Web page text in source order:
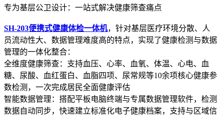
专为基层公卫设计：一站式解决健康筛查痛点
SH-203便携式健康体检一体机，针对基层医疗环境分散、人
员流动性大、数据管理难度高的特点，实现了健康检测与数据
管理的一体化整合：
全维度健康筛查：支持血压、心率、血氧、体温、心电、血
糖、尿酸、血红蛋白、血脂四项、尿常规等10余项核心健康参
数检测，一次完成居民全面健康评估
智能数据管理：搭配平板电脑终端与专属数据管理软件，检测
数据自动同步，快速建立标准化电子健康档案，支持与区域信